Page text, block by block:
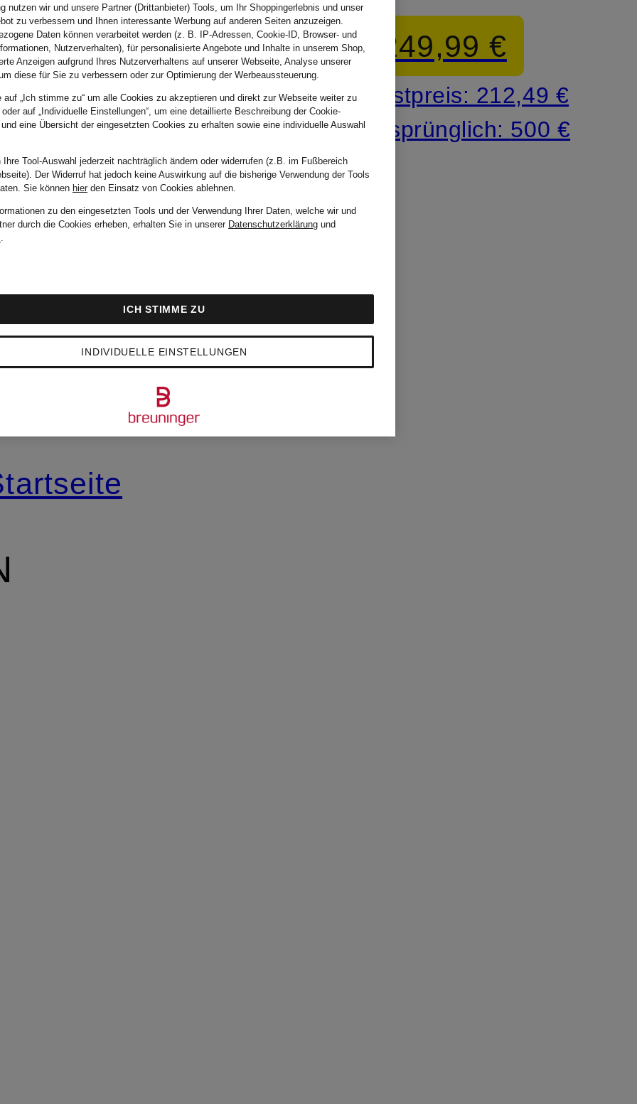
764,99 €
Bestpreis:650,24 €
Ursprünglich:
1.799,99 €
249,99 €
Bestpreis: 212,49 €
Ursprünglich: 500 €
nutzen wir und unsere Partner (Drittanbieter) Tools, um Ihr Shoppingerlebnis und unser
zu verbessern und Ihnen interessante Werbung auf anderen Seiten anzuzeigen.
Daten können verarbeitet werden (z. B. IP-Adressen, Cookie-ID, Browser- und
Nutzerverhalten), für personalisierte Angebote und Inhalte in unserem Shop,
Anzeigen aufgrund Ihres Nutzerverhaltens auf unserer Webseite, Analyse unserer
diese für Sie zu verbessern oder zur Optimierung der Werbeaussteuerung.
auf „Ich stimme zu“ um alle Cookies zu akzeptieren und direkt zur Webseite weiter zu
auf „Individuelle Einstellungen“, um eine detaillierte Beschreibung der Cookie-
und eine Übersicht der eingesetzten Cookies zu erhalten sowie eine individuelle Auswahl
Ihre Tool-Auswahl jederzeit nachträglich ändern oder widerrufen (z.B. im Fußbereich
Der Widerruf hat jedoch keine Auswirkung auf die bisherige Verwendung der Tools
Sie können hierden Einsatz von Cookies ablehnen.
zu den eingesetzten Tools und der Verwendung Ihrer Daten, welche wir und
durch die Cookies erheben, erhalten Sie in unserer Datenschutzerklärung und
.
INDIVIDUELLE EINSTELLUNGEN
ICH STIMME ZU